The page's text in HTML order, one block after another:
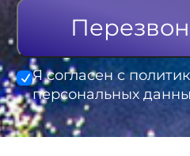
Я согласен с
персональных